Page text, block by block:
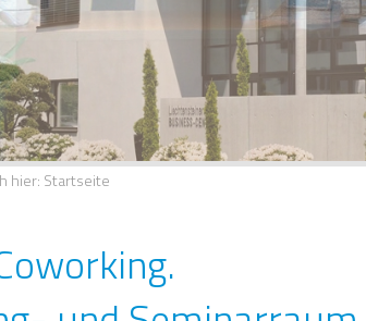
hier: Startseite